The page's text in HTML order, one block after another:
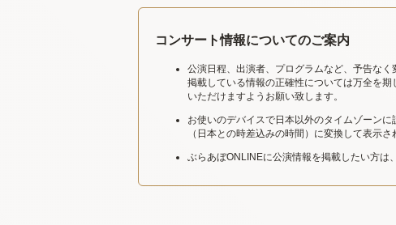
コンサート情報についてのご案内
公演日程、出演者、プログラムなど、予告なく
掲載している情報の正確性については万全を
いただけますようお願い致します。
お使いのデバイスで日本以外のタイムゾーン
（日本との時差込みの時間）に変換して表示さ
ぶらあぼONLINEに公演情報を掲載したい方は、